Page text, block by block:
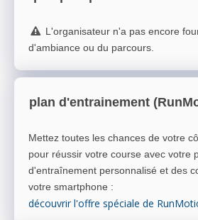
L'organisateur n'a pas encore
d'ambiance ou du parcours.
plan d'entrainement
Mettez toutes les chances de votre
pour réussir votre course avec votre
d'entraînement personnalisé et des
votre smartphone :
découvrir l'offre spéciale de